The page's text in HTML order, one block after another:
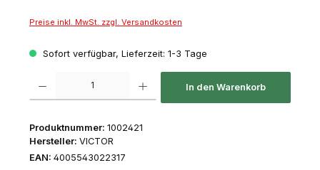
Preise inkl. MwSt. zzgl. Versandkosten
Sofort verfügbar, Lieferzeit: 1-3 Tage
In den Warenkorb
Produktnummer: 1002421
Hersteller: VICTOR
EAN: 4005543022317